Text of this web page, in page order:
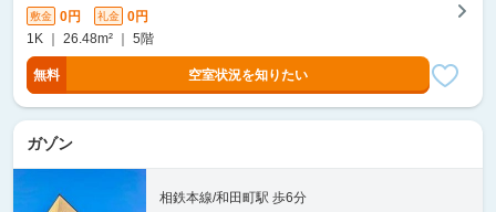
敷金 0円 礼金
0円
1K ｜ 26.48m² ｜ 5階
無料 空室状況を知りたい
ガゾン
相鉄本線/和田町駅 歩6分